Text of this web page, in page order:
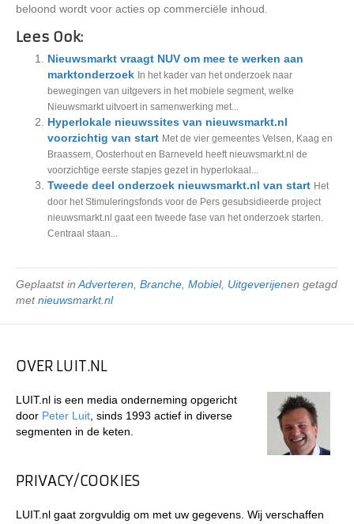
beloond wordt voor acties op commerciële inhoud.
Lees Ook:
Nieuwsmarkt vraagt NUV om mee te werken aan
marktonderzoek In het kader van het onderzoek naar
bewegingen van uitgevers in het mobiele segment, welke
Nieuwsmarkt uitvoert in samenwerking met...
Hyperlokale nieuwssites van nieuwsmarkt.nl
voorzichtig van start Met de vier gemeentes Velsen, Kaag en
Braassem, Oosterhout en Barneveld heeft nieuwsmarkt.nl de
voorzichtige eerste stapjes gezet in hyperlokaal...
Tweede deel onderzoek nieuwsmarkt.nl van start Het
door het Stimuleringsfonds voor de Pers gesubsidieerde project
nieuwsmarkt.nl gaat een tweede fase van het onderzoek starten.
Centraal staan...
Geplaatst in Adverteren Branche Mobiel, Uitgeverijenen getagd
metnieuwsmarkt.nl
OVER LUIT.NL
LUIT.nl is een media onderneming opgericht
door Peter Luit , sinds 1993 actief in diverse
segmenten in de keten.
PRIVACY/COOKIES
LUIT.nl gaat zorgvuldig om met uw gegevens. Wij verschaffen